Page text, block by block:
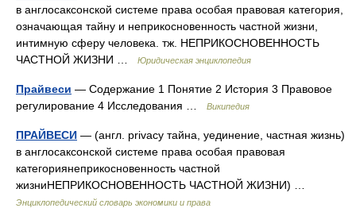
в англосаксонской системе права особая правовая категория,
означающая тайну и неприкосновенность частной жизни,
интимную сферу человека. тж. НЕПРИКОСНОВЕННОСТЬ
ЧАСТНОЙ ЖИЗНИ …
Юридическая энциклопедия
Прайвеси — Содержание 1 Понятие 2 История 3 Правовое
регулирование 4 Исследования …
Википедия
ПРАЙВЕСИ — (англ. privacy тайна, уединение, частная жизнь)
в англосаксонской системе права особая правовая
категориянеприкосновенность частной
жизниНЕПРИКОСНОВЕННОСТЬ ЧАСТНОЙ ЖИЗНИ) …
Энциклопедический словарь экономики и права